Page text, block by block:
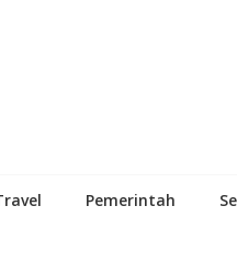
Pemerintah